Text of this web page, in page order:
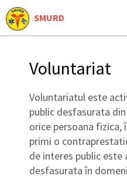
SMURD
Voluntariat
Voluntariatul este
public desfasurata
orice persoana
primi o
de interes public
desfasurata în